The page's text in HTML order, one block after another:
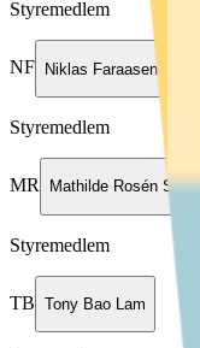
Styremedlem
NF Niklas Faraasen
Styremedlem
MR Mathilde Rosén
Styremedlem
TB Tony Bao Lam